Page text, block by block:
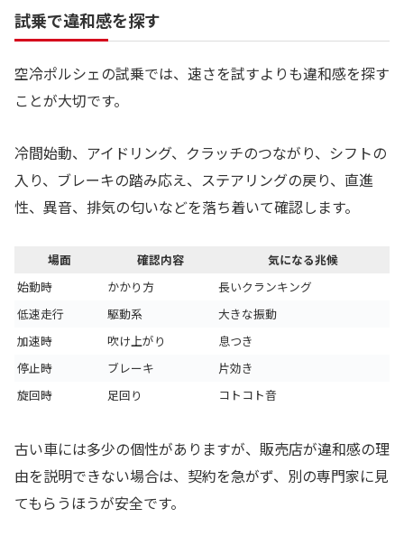
試乗で違和感を探す
空冷ポルシェの試乗では、速さを試すよりも違和感を探す
ことが大切です。
冷間始動、アイドリング、クラッチのつながり、シフトの
入り、ブレーキの踏み応え、ステアリングの戻り、直進
性、異音、排気の匂いなどを落ち着いて確認します。
場面 確認内容
気になる兆候
始動時
かかり方
長いクランキング
低速走行
駆動系
大きな振動
加速時
吹け上がり
息つき
停止時
ブレーキ
片効き
旋回時
足回り コトコト音
古い車には多少の個性がありますが、販売店が違和感の理
由を説明できない場合は、契約を急がず、別の専門家に見
てもらうほうが安全です。